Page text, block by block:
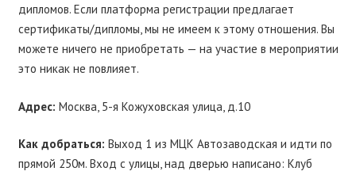
дипломов. Если платформа регистрации предлагает
сертификаты/дипломы, мы не имеем к этому отношения. Вы
можете ничего не приобретать — на участие в мероприятии
это никак не повлияет.
Адрес: Москва, 5-я Кожуховская улица, д.10
Как добраться: Выход 1 из МЦК Автозаводская и идти по
прямой 250м. Вход с улицы, над дверью написано: Клуб